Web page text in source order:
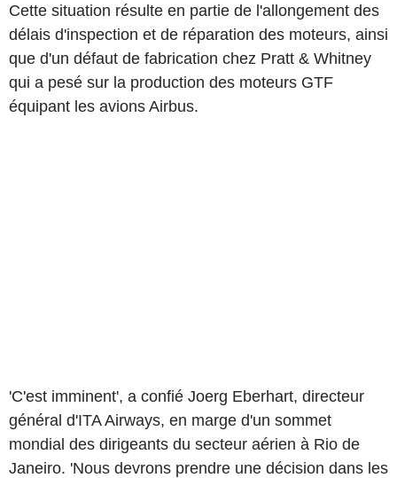
Cette situation résulte en partie de l'allongement des
délais d'inspection et de réparation des moteurs, ainsi
que d'un défaut de fabrication chez Pratt & Whitney
qui a pesé sur la production des moteurs GTF
équipant les avions Airbus.
'C'est imminent', a confié Joerg Eberhart, directeur
général d'ITA Airways, en marge d'un sommet
mondial des dirigeants du secteur aérien à Rio de
Janeiro. 'Nous devrons prendre une décision dans les